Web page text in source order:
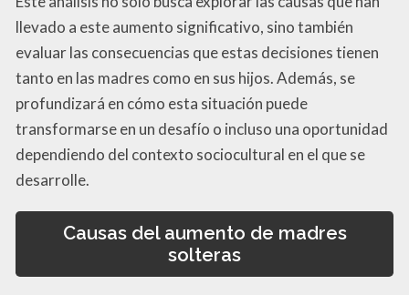
llevado a este aumento significativo, sino también
evaluar las consecuencias que estas decisiones tienen
tanto en las madres como en sus hijos. Además, se
profundizará en cómo esta situación puede
transformarse en un desafío o incluso una oportunidad
dependiendo del contexto sociocultural en el que se
desarrolle.
Causas del aumento de madres
solteras